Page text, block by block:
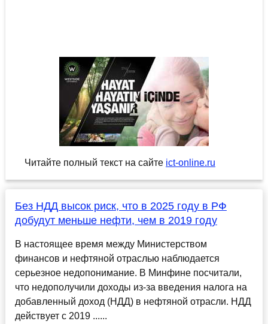
Читайте полный текст на сайте ict-online.ru
Без НДД высок риск, что в 2025 году в РФ
добудут меньше нефти, чем в 2019 году
В настоящее время между Министерством
финансов и нефтяной отраслью наблюдается
серьезное недопонимание. В Минфине посчитали,
что недополучили доходы из-за введения налога на
добавленный доход (НДД) в нефтяной отрасли. НДД
действует с 2019 ......